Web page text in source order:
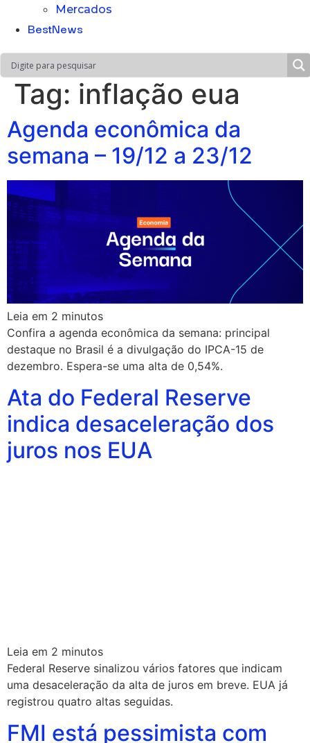
Mercados
BestNews
Tag: inflação eua
Agenda econômica da
semana – 19/12 a 23/12
Leia em 2 minutos
Confira a agenda econômica da semana: principal
destaque no Brasil é a divulgação do IPCA-15 de
dezembro. Espera-se uma alta de 0,54%.
Ata do Federal Reserve
indica desaceleração dos
juros nos EUA
Leia em 2 minutos
Federal Reserve sinalizou vários fatores que indicam
uma desaceleração da alta de juros em breve. EUA já
registrou quatro altas seguidas.
FMI está pessimista com